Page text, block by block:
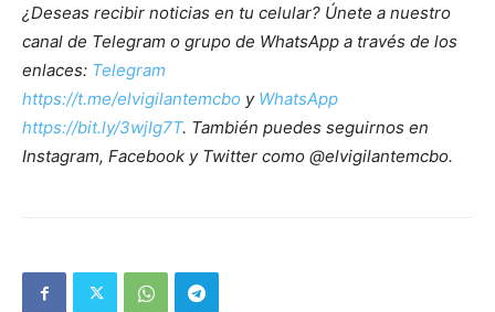
¿Deseas recibir noticias en tu celular? Únete a nuestro
canal de Telegram o grupo de WhatsApp a través de los
enlaces: Telegram
https://t.me/elvigilantemcbo y WhatsApp
https://bit.ly/3wjIg7T. También puedes seguirnos en
Instagram, Facebook y Twitter como @elvigilantemcbo.